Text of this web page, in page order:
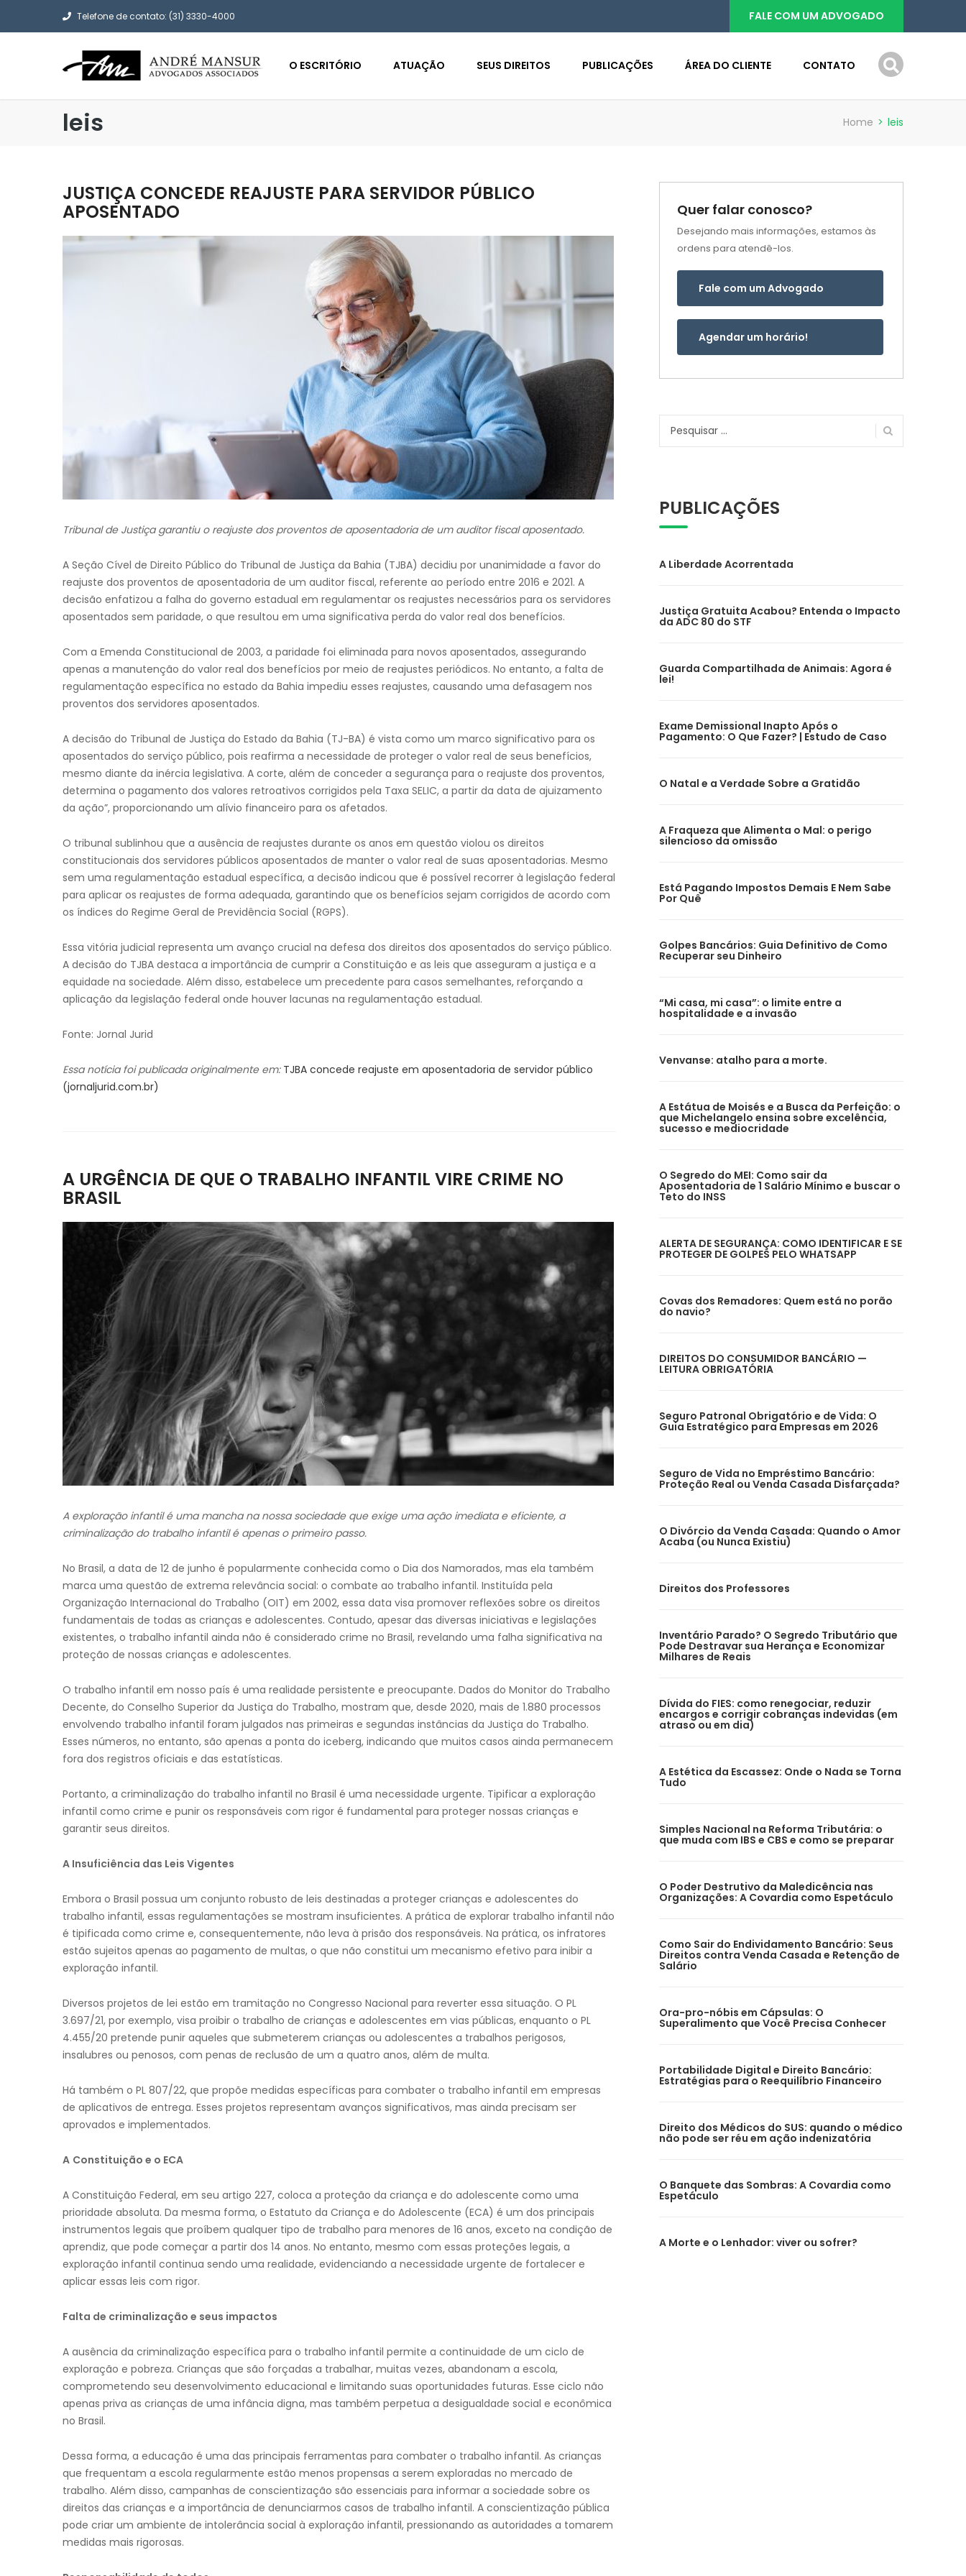
Telefone de contato: (31) 3330-4000 FALE COM UM ADVOGADO
O ESCRITÓRIO ATUAÇÃO SEUS DIREITOS PUBLICAÇÕES ÁREA DO CLIENTE CONTATO
leis Home > leis
JUSTIÇA CONCEDE REAJUSTE PARA SERVIDOR PÚBLICO
APOSENTADO
Tribunal de Justiça garantiu o reajuste dos proventos de aposentadoria de um auditor fiscal aposentado.
A Seção Cível de Direito Público do Tribunal de Justiça da Bahia (TJBA) decidiu por unanimidade a favor do
reajuste dos proventos de aposentadoria de um auditor fiscal, referente ao período entre 2016 e 2021. A
decisão enfatizou a falha do governo estadual em regulamentar os reajustes necessários para os servidores
aposentados sem paridade, o que resultou em uma significativa perda do valor real dos benefícios.
Com a Emenda Constitucional de 2003, a paridade foi eliminada para novos aposentados, assegurando
apenas a manutenção do valor real dos benefícios por meio de reajustes periódicos. No entanto, a falta de
regulamentação específica no estado da Bahia impediu esses reajustes, causando uma defasagem nos
proventos dos servidores aposentados.
A decisão do Tribunal de Justiça do Estado da Bahia (TJ-BA) é vista como um marco significativo para os
aposentados do serviço público, pois reafirma a necessidade de proteger o valor real de seus benefícios,
mesmo diante da inércia legislativa. A corte, além de conceder a segurança para o reajuste dos proventos,
determina o pagamento dos valores retroativos corrigidos pela Taxa SELIC, a partir da data de ajuizamento
da ação”, proporcionando um alívio financeiro para os afetados.
O tribunal sublinhou que a ausência de reajustes durante os anos em questão violou os direitos
constitucionais dos servidores públicos aposentados de manter o valor real de suas aposentadorias. Mesmo
sem uma regulamentação estadual específica, a decisão indicou que é possível recorrer à legislação federal
para aplicar os reajustes de forma adequada, garantindo que os benefícios sejam corrigidos de acordo com
os índices do Regime Geral de Previdência Social (RGPS).
Essa vitória judicial representa um avanço crucial na defesa dos direitos dos aposentados do serviço público.
A decisão do TJBA destaca a importância de cumprir a Constituição e as leis que asseguram a justiça e a
equidade na sociedade. Além disso, estabelece um precedente para casos semelhantes, reforçando a
aplicação da legislação federal onde houver lacunas na regulamentação estadual.
Fonte: Jornal Jurid
Essa notícia foi publicada originalmente em: TJBA concede reajuste em aposentadoria de servidor público
(jornaljurid.com.br)
A URGÊNCIA DE QUE O TRABALHO INFANTIL VIRE CRIME NO
BRASIL
A exploração infantil é uma mancha na nossa sociedade que exige uma ação imediata e eficiente, a
criminalização do trabalho infantil é apenas o primeiro passo.
No Brasil, a data de 12 de junho é popularmente conhecida como o Dia dos Namorados, mas ela também
marca uma questão de extrema relevância social: o combate ao trabalho infantil. Instituída pela
Organização Internacional do Trabalho (OIT) em 2002, essa data visa promover reflexões sobre os direitos
fundamentais de todas as crianças e adolescentes. Contudo, apesar das diversas iniciativas e legislações
existentes, o trabalho infantil ainda não é considerado crime no Brasil, revelando uma falha significativa na
proteção de nossas crianças e adolescentes.
O trabalho infantil em nosso país é uma realidade persistente e preocupante. Dados do Monitor do Trabalho
Decente, do Conselho Superior da Justiça do Trabalho, mostram que, desde 2020, mais de 1.880 processos
envolvendo trabalho infantil foram julgados nas primeiras e segundas instâncias da Justiça do Trabalho.
Esses números, no entanto, são apenas a ponta do iceberg, indicando que muitos casos ainda permanecem
fora dos registros oficiais e das estatísticas.
Portanto, a criminalização do trabalho infantil no Brasil é uma necessidade urgente. Tipificar a exploração
infantil como crime e punir os responsáveis com rigor é fundamental para proteger nossas crianças e
garantir seus direitos.
A Insuficiência das Leis Vigentes
Embora o Brasil possua um conjunto robusto de leis destinadas a proteger crianças e adolescentes do
trabalho infantil, essas regulamentações se mostram insuficientes. A prática de explorar trabalho infantil não
é tipificada como crime e, consequentemente, não leva à prisão dos responsáveis. Na prática, os infratores
estão sujeitos apenas ao pagamento de multas, o que não constitui um mecanismo efetivo para inibir a
exploração infantil.
Diversos projetos de lei estão em tramitação no Congresso Nacional para reverter essa situação. O PL
3.697/21, por exemplo, visa proibir o trabalho de crianças e adolescentes em vias públicas, enquanto o PL
4.455/20 pretende punir aqueles que submeterem crianças ou adolescentes a trabalhos perigosos,
insalubres ou penosos, com penas de reclusão de um a quatro anos, além de multa.
Há também o PL 807/22, que propõe medidas específicas para combater o trabalho infantil em empresas
de aplicativos de entrega. Esses projetos representam avanços significativos, mas ainda precisam ser
aprovados e implementados.
A Constituição e o ECA
A Constituição Federal, em seu artigo 227, coloca a proteção da criança e do adolescente como uma
prioridade absoluta. Da mesma forma, o Estatuto da Criança e do Adolescente (ECA) é um dos principais
instrumentos legais que proíbem qualquer tipo de trabalho para menores de 16 anos, exceto na condição de
aprendiz, que pode começar a partir dos 14 anos. No entanto, mesmo com essas proteções legais, a
exploração infantil continua sendo uma realidade, evidenciando a necessidade urgente de fortalecer e
aplicar essas leis com rigor.
Falta de criminalização e seus impactos
A ausência da criminalização específica para o trabalho infantil permite a continuidade de um ciclo de
exploração e pobreza. Crianças que são forçadas a trabalhar, muitas vezes, abandonam a escola,
comprometendo seu desenvolvimento educacional e limitando suas oportunidades futuras. Esse ciclo não
apenas priva as crianças de uma infância digna, mas também perpetua a desigualdade social e econômica
no Brasil.
Dessa forma, a educação é uma das principais ferramentas para combater o trabalho infantil. As crianças
que frequentam a escola regularmente estão menos propensas a serem exploradas no mercado de
trabalho. Além disso, campanhas de conscientização são essenciais para informar a sociedade sobre os
direitos das crianças e a importância de denunciarmos casos de trabalho infantil. A conscientização pública
pode criar um ambiente de intolerância social à exploração infantil, pressionando as autoridades a tomarem
medidas mais rigorosas.
Quer falar conosco?
Desejando mais informações, estamos às
ordens para atendê-los.
Fale com um Advogado
Agendar um horário!
Pesquisar
PUBLICAÇÕES
A Liberdade Acorrentada
Justiça Gratuita Acabou? Entenda o Impacto
da ADC 80 do STF
Guarda Compartilhada de Animais: Agora é
lei!
Exame Demissional Inapto Após o
Pagamento: O Que Fazer? | Estudo de Caso
O Natal e a Verdade Sobre a Gratidão
A Fraqueza que Alimenta o Mal: o perigo
silencioso da omissão
Está Pagando Impostos Demais E Nem Sabe
Por Quê
Golpes Bancários: Guia Definitivo de Como
Recuperar seu Dinheiro
“Mi casa, mi casa”: o limite entre a
hospitalidade e a invasão
Venvanse: atalho para a morte.
A Estátua de Moisés e a Busca da Perfeição: o
que Michelangelo ensina sobre excelência,
sucesso e mediocridade
O Segredo do MEI: Como sair da
Aposentadoria de 1 Salário Mínimo e buscar o
Teto do INSS
ALERTA DE SEGURANÇA: COMO IDENTIFICAR E SE
PROTEGER DE GOLPES PELO WHATSAPP
Covas dos Remadores: Quem está no porão
do navio?
DIREITOS DO CONSUMIDOR BANCÁRIO —
LEITURA OBRIGATÓRIA
Seguro Patronal Obrigatório e de Vida: O
Guia Estratégico para Empresas em 2026
Seguro de Vida no Empréstimo Bancário:
Proteção Real ou Venda Casada Disfarçada?
O Divórcio da Venda Casada: Quando o Amor
Acaba (ou Nunca Existiu)
Direitos dos Professores
Inventário Parado? O Segredo Tributário que
Pode Destravar sua Herança e Economizar
Milhares de Reais
Dívida do FIES: como renegociar, reduzir
encargos e corrigir cobranças indevidas (em
atraso ou em dia)
A Estética da Escassez: Onde o Nada se Torna
Tudo
Simples Nacional na Reforma Tributária: o
que muda com IBS e CBS e como se preparar
O Poder Destrutivo da Maledicência nas
Organizações: A Covardia como Espetáculo
Como Sair do Endividamento Bancário: Seus
Direitos contra Venda Casada e Retenção de
Salário
Ora-pro-nóbis em Cápsulas: O
Superalimento que Você Precisa Conhecer
Portabilidade Digital e Direito Bancário:
Estratégias para o Reequilíbrio Financeiro
Direito dos Médicos do SUS: quando o médico
não pode ser réu em ação indenizatória
O Banquete das Sombras: A Covardia como
Espetáculo
A Morte e o Lenhador: viver ou sofrer?